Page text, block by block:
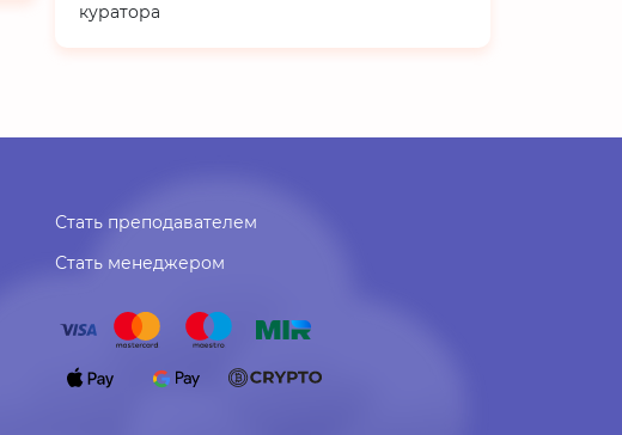
куратора
Стать преподавателем
Стать менеджером